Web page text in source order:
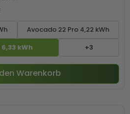
Avocado 22 Pro 4,22 kWh
kWh
+3
Warenkorb
-50 € mit Code SP50